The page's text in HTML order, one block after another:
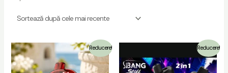
Reducere! Reducere!